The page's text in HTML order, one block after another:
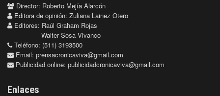
Director: Roberto Mejía Alarcón
Editora de opinión: Zuliana Lainez Otero
Editores: Raúl Graham Rojas
Walter Sosa Vivanco
Teléfono: (511) 3193500
Email: prensacronicaviva@gmail.com
Publicidad online: publicidadcronicaviva@gmail.com
Enlaces